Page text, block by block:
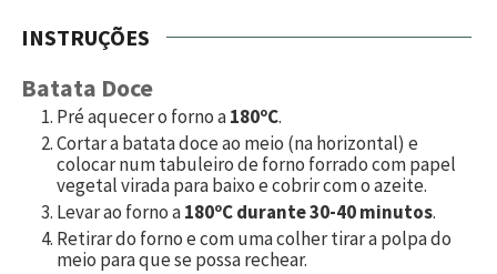
INSTRUÇÕES
Batata Doce
Pré aquecer o forno a180ºC.
Cortar a batata doce ao meio (na horizontal) e
colocar num tabuleiro de forno forrado com papel
vegetal virada para baixo e cobrir com o azeite.
Levar ao forno a180ºC durante 30-40 minutos.
Retirar do forno e com uma colher tirar a polpa do
meio para que se possa rechear.